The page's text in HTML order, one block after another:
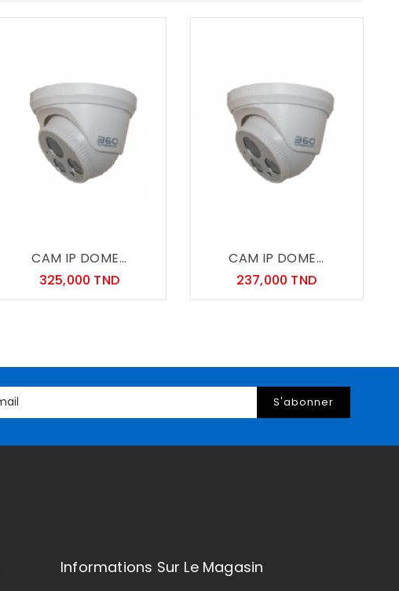
CAM IP DOME...
325,000 TNDPrix
CAM IP DOME...
237,000 TNDPrix
Informations Sur Le Magasin